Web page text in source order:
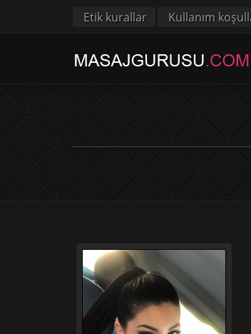
Etik kurallar Kullanım